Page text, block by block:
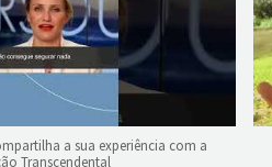
a sua experiência com a
Transcendental